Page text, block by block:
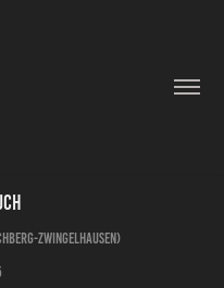
Zwingelhausen)